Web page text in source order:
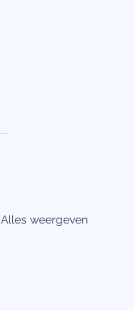
Alles weergeven